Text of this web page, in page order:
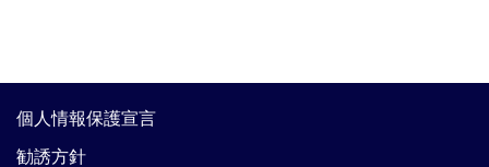
個人情報保護宣言
勧誘方針